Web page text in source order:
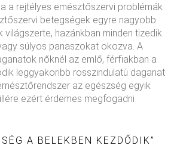
a rejtélyes emésztőszervi problémák
betegségek egyre nagyobb
világszerte, hazánkban minden tizedik
súlyos panaszokat okozva. A
nőknél az emlő, férfiakban a
leggyakoribb rosszindulatú daganat
az egészség egyik
ezért érdemes megfogadni
A BELEKBEN KEZDŐDIK”